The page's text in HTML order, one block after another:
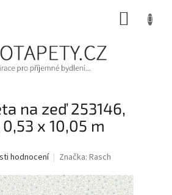
na zeď 253146,
x 10,05 m
hodnocení Značka: Rasch